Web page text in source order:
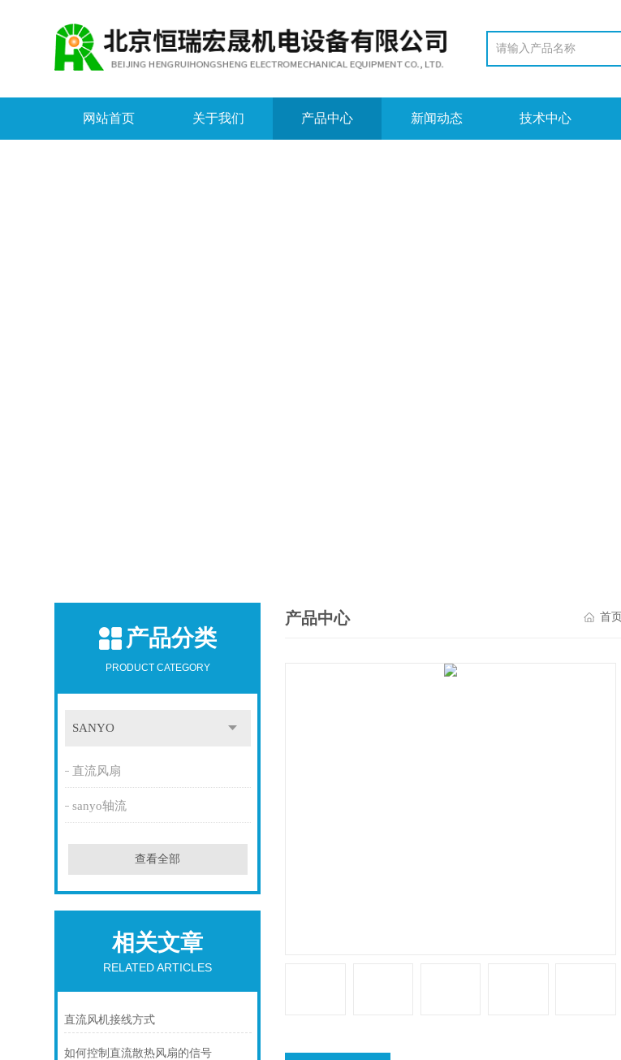
网站首页 关于我们 产品中心 新闻动态 技术中心
产品分类
PRODUCT CATEGORY
SANYO
直流风扇
sanyo轴流
查看全部
相关文章
RELATED ARTICLES
直流风机接线方式
如何控制直流散热风扇的信号
产品中心 首页